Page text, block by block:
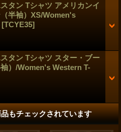
タン Tシャツ アメリカンイ
半袖）XS/Women's
[TCYE35]
タン Tシャツ スター・ブー
）/Women's Western T-
もチェックされています